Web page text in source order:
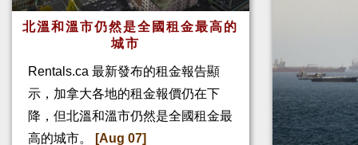
北溫和溫市仍然是全國租金最高的
城市
Rentals.ca 最新發布的租金報告顯
示，加拿大各地的租金報價仍在下
降，但北溫和溫市仍然是全國租金最
高的城市。
[Aug 07]